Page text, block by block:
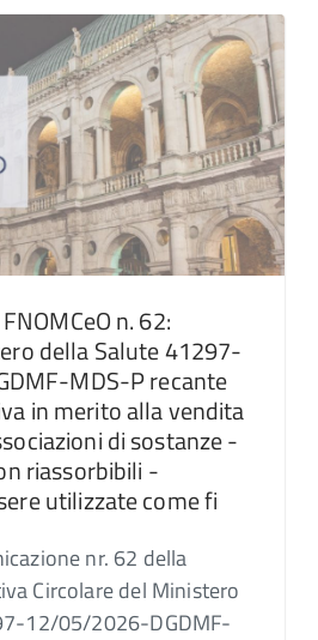
n. 62:
della Salute 41297-
MDS-P recante
in merito alla vendita
di sostanze -
riassorbibili -
utilizzate come fi
nr. 62 della
Circolare del Ministero
12/05/2026-DGDMF-